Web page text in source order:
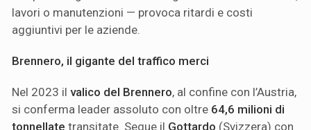
lavori o manutenzioni — provoca ritardi e costi
aggiuntivi per le aziende.
Brennero, il gigante del traffico merci
Nel 2023 il valico del Brennero, al confine con l’Austria,
si conferma leader assoluto con oltre 64,6 milioni di
tonnellate transitate. Segue il Gottardo (Svizzera) con